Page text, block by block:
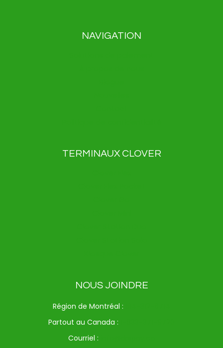
NAVIGATION
TERMINAUX CLOVER
NOUS JOINDRE
Région de Montréal :
Partout au Canada :
Courriel :